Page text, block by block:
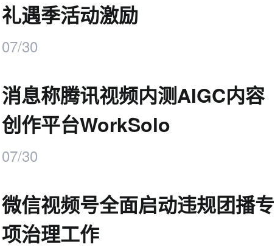
礼遇季活动激励
07/30
消息称腾讯视频内测AIGC内容
创作平台WorkSolo
07/30
微信视频号全面启动违规团播专
项治理工作